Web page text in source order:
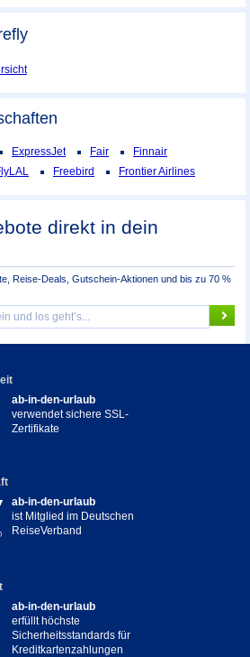
ExpressJet Fair
Finnair
Freebird Frontier Airlines
direkt in dein
Reise-Deals, Gutschein-Aktionen und bis zu 70 %
ab-in-den-urlaub
verwendet sichere SSL-
Zertifikate
ab-in-den-urlaub
ist Mitglied im Deutschen
ReiseVerband
ab-in-den-urlaub
erfüllt höchste
Sicherheitsstandards für
Kreditkartenzahlungen